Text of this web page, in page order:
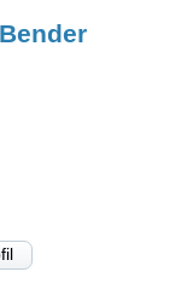
Bender